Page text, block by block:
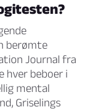
berømte
Journal fra
hver beboer i
mental
Griselings